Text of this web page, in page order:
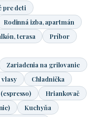
pre deti
Rodinná izba, apartmán
terasa
Príbor
Zariadenia na grilovanie
vlasy
Chladnička
Hriankovač
Kuchyňa